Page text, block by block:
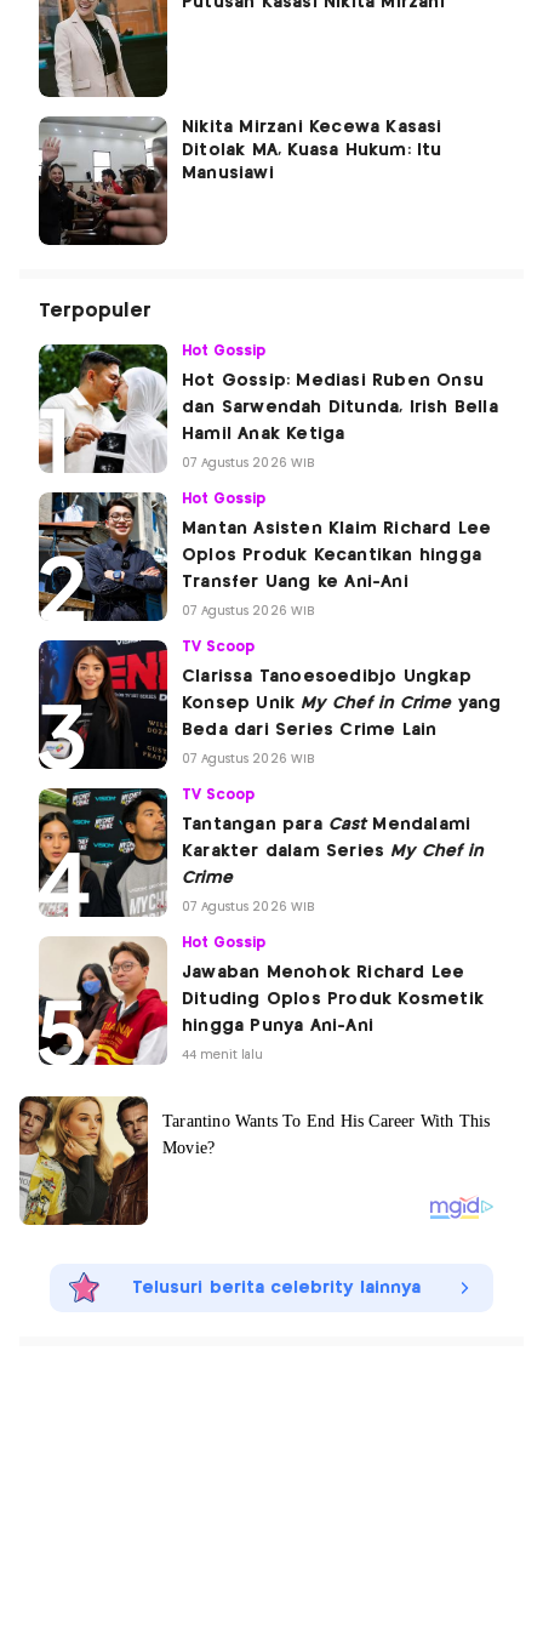
Nikita Mirzani Kecewa Kasasi
Ditolak MA, Kuasa Hukum: Itu
Manusiawi
Terpopuler
Hot Gossip
Hot Gossip: Mediasi Ruben Onsu
dan Sarwendah Ditunda, Irish Bella
Hamil Anak Ketiga
07 Agustus 2026 WIB
Hot Gossip
Mantan Asisten Klaim Richard Lee
Oplos Produk Kecantikan hingga
Transfer Uang ke Ani-Ani
07 Agustus 2026 WIB
TV Scoop
Clarissa Tanoesoedibjo Ungkap
Konsep Unik My Chef in Crimeyang
Beda dari Series Crime Lain
07 Agustus 2026 WIB
TV Scoop
Tantangan para CastMendalami
Karakter dalam Series My Chef in
Crime
07 Agustus 2026 WIB
Hot Gossip
Jawaban Menohok Richard Lee
Dituding Oplos Produk Kosmetik
hingga Punya Ani-Ani
44 menit lalu
Telusuri berita celebrity lainnya